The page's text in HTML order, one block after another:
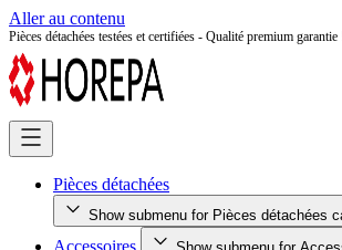
Aller au contenu
Retour facile sous 14 jours - Achetez en toute sérénité !
Pièces détachées
Show submenu for Pièces détachées
Accessoires